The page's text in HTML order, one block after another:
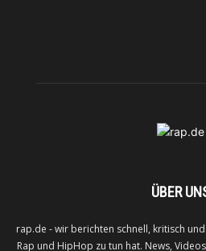
ÜBER
rap.de - wir berichten schnell, kritisch
Rap und HipHop zu tun hat. News,